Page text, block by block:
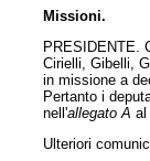
Missioni.
PRESIDENTE.
Cirielli, Gibelli,
in missione a
Pertanto i
nell'allegato A al
Ulteriori